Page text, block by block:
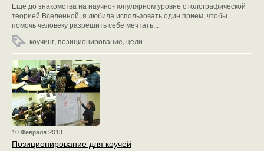
Еще до знакомства на научно-популярном уровне с голографической
теорией Вселенной, я любила использовать один прием, чтобы
помочь человеку разрешить себе мечтать...
коучинг, позиционирование, цели
10 Февраля 2013
Позиционирование для коучей